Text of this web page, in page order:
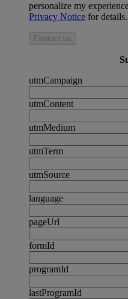
personalize my
Privacy Notice for details.
Contact us
utmCampaign
utmContent
utmMedium
utmTerm
utmSource
language
pageUrl
formId
programId
lastProgramId